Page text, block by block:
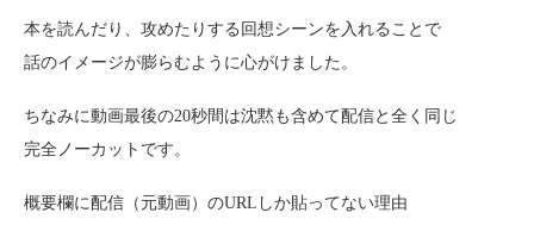
本を読んだり、攻めたりする回想シーンを入れることで
話のイメージが膨らむように心がけました。
ちなみに動画最後の20秒間は沈黙も含めて配信と全く同じ
完全ノーカットです。
概要欄に配信（元動画）のURLしか貼ってない理由